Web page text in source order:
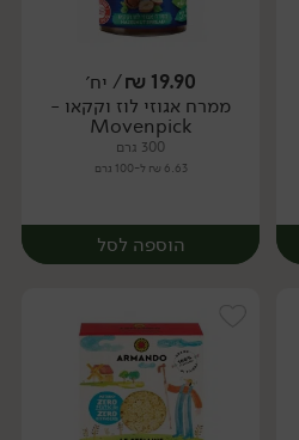
יח׳
19.90
₪/ יח׳
ממרח אגוזי לוז וקקאו -
Movenpick
300 גרם
6.63 ₪ ל-100 גרם
הוספה לסל